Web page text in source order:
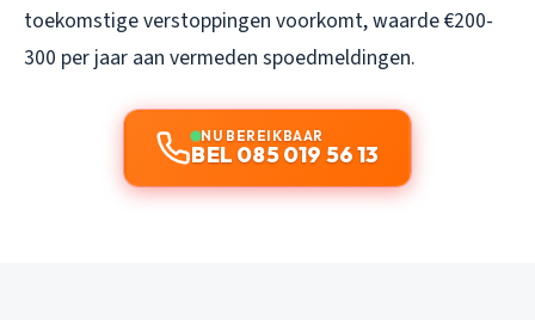
toekomstige verstoppingen voorkomt, waarde €200-
300 per jaar aan vermeden spoedmeldingen.
NU BEREIKBAAR
BEL 085 019 56 13